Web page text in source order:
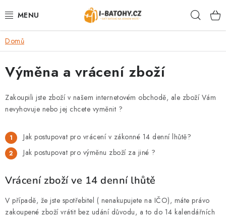
na
VÝPRODEJ %
BATOHY
TAŠKY, KABELKY
LEDVINKY
PENĚŽENKY
DOPLŇKY A PŘÍSLUŠENSTVÍ
Domů
Výměna a vrácení zboží
Zakoupili jste zboží v našem internetovém obchodě, ale zboží Vám
nevyhovuje nebo jej chcete vyměnit ?
Jak postupovat pro vrácení v zákonné 14 denní lhůtě?
Jak postupovat pro výměnu zboží za jiné ?
Vrácení zboží ve 14 denní lhůtě
V případě, že jste spotřebitel ( nenakupujete na IČO), máte právo
zakoupené zboží vrátit bez udání důvodu, a to do 14 kalendářních